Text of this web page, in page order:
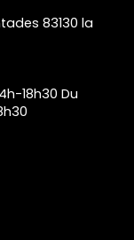
83130 la
18h30 Du